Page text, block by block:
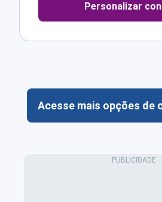
Personalizar
Acesse mais opções de